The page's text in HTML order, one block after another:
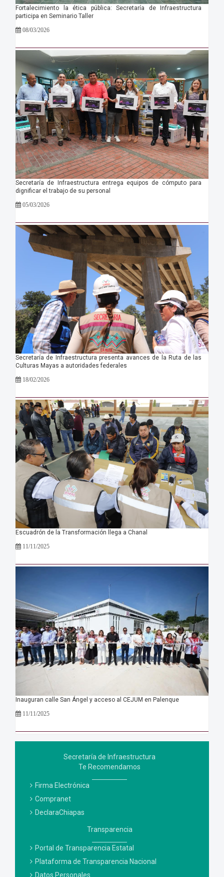
Fortalecimiento la ética pública: Secretaría de Infraestructura
participa en Seminario Taller
08/03/2026
Secretaría de Infraestructura entrega equipos de cómputo para
dignificar el trabajo de su personal
05/03/2026
Secretaría de Infraestructura presenta avances de la Ruta de las
Culturas Mayas a autoridades federales
18/02/2026
Escuadrón de la Transformación llega a Chanal
11/11/2025
Inauguran calle San Ángel y acceso al CEJUM en Palenque
11/11/2025
Secretaría de Infraestructura
Te Recomendamos
Firma Electrónica
Compranet
DeclaraChiapas
Transparencia
Portal de Transparencia Estatal
Plataforma de Transparencia Nacional
Datos Personales